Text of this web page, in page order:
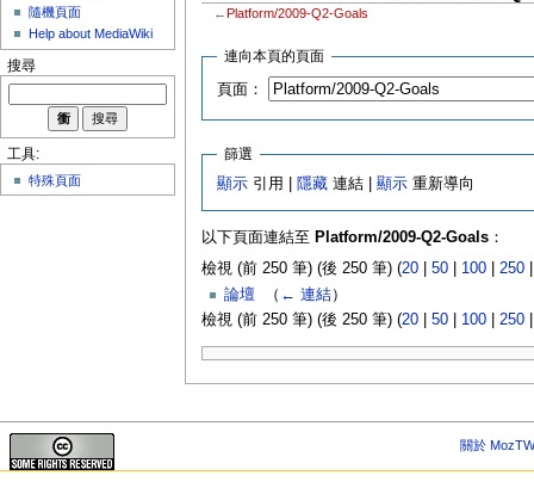
← Platform/2009-Q2-Goals
連向本頁的頁面
頁面：
篩選
顯示 引用 | 隱藏 連結 |顯示 重新導向
以下頁面連結至 Platform/2009-Q2-Goals：
檢視 (前 250 筆) (後 250 筆) (20| 50| 100| 250
論壇
（ ← 連結）
檢視 (前 250 筆) (後 250 筆) (20| 50| 100| 250
隨機頁面
Help about MediaWiki
搜尋
工具:
特殊頁面
關於